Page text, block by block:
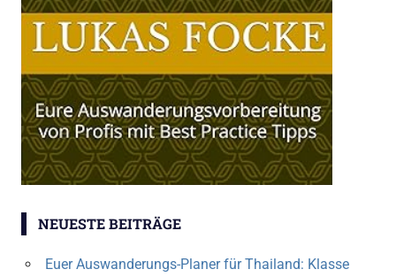
NEUESTE BEITRÄGE
Euer Auswanderungs-Planer für Thailand: Klasse